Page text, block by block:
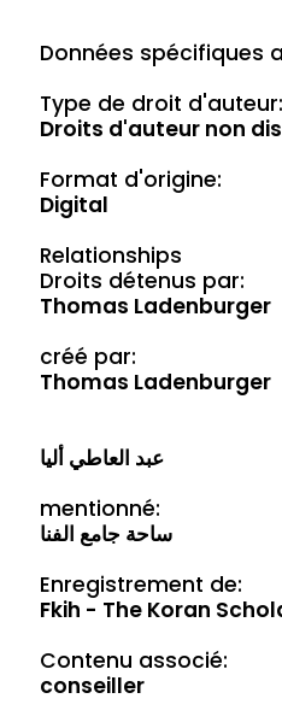
Données spécifiques
Type de droit d'auteur:
Droits d'auteur non
Format d'origine:
Digital
Relationships
Droits détenus par:
Thomas Ladenburger
créé par:
Thomas Ladenburger
عبد العاطي أليا
mentionné:
ساحة جامع الفنا
Enregistrement de:
Fkih - The Koran
Contenu associé:
conseiller